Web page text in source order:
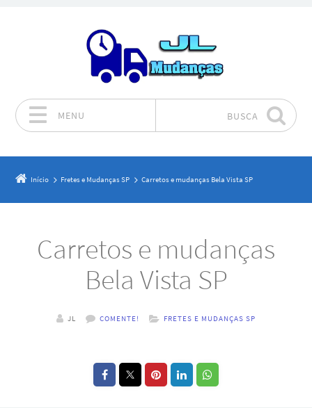
MENU BUSCA
Início Fretes e Mudanças SP Carretos e mudanças Bela Vista SP
Carretos e mudanças
Bela Vista SP
JL COMENTE! FRETES E MUDANÇAS SP